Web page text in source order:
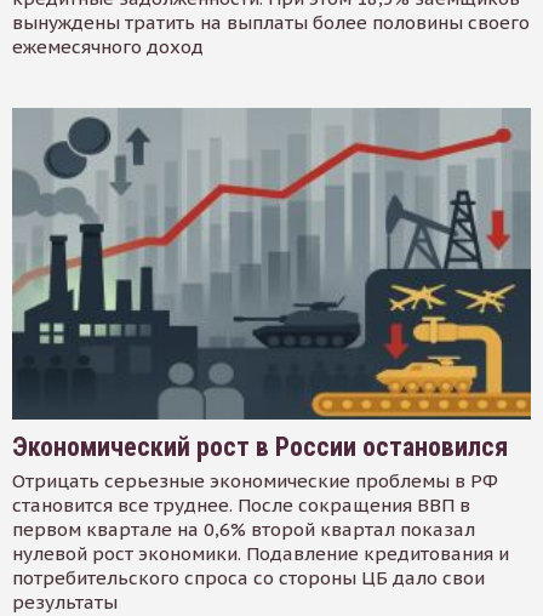
вынуждены тратить на выплаты более половины своего
ежемесячного доход
Экономический рост в России остановился
Отрицать серьезные экономические проблемы в РФ
становится все труднее. После сокращения ВВП в
первом квартале на 0,6% второй квартал показал
нулевой рост экономики. Подавление кредитования и
потребительского спроса со стороны ЦБ дало свои
результаты